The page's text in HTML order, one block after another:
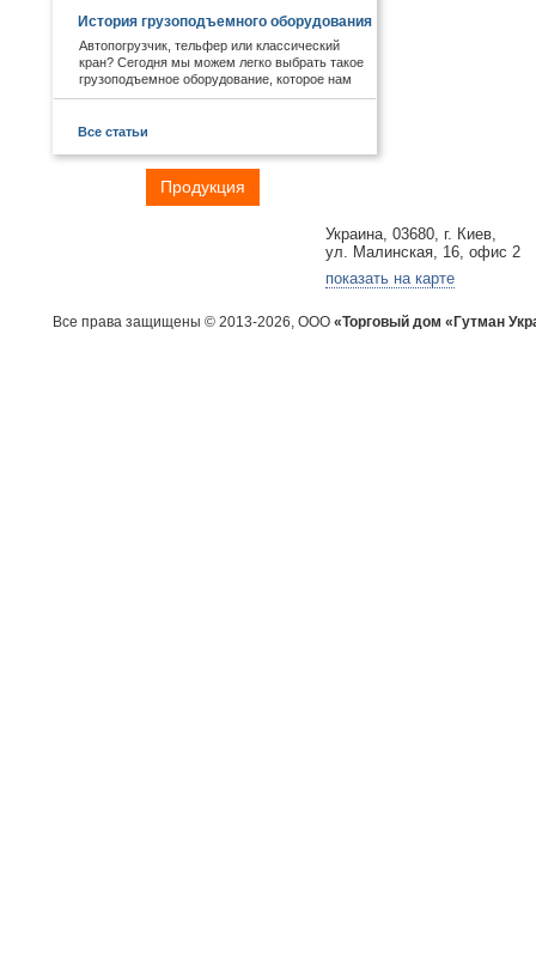
История грузоподъемного оборудования
Автопогрузчик, тельфер или классический
кран? Сегодня мы можем легко выбрать такое
грузоподъемное оборудование, которое нам
необходимо. А знаете ли Вы, что первые виды
древности. Примером служат известные
гидротехнические объекты Китая.
Все статьи
Продукция
Украина, 03680, г. Киев,
ул. Малинская, 16, офис 2
показать на карте
Все права защищены © 2013-2026, ООО «Торговый дом «Гутман